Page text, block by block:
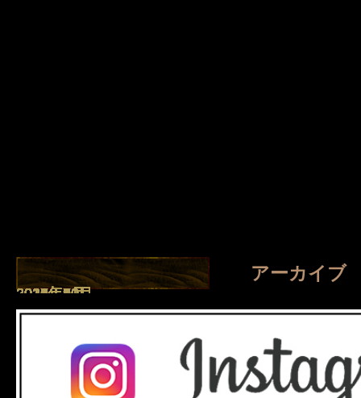
アーカイブ
2026年8月
2026年7月
2026年4月
2026年1月
2025年8月
2025年7月
2025年5月
2025年2月
2025年1月
2024年9月
2024年7月
2023年11月
2023年10月
2023年2月
2022年11月
2022年2月
2021年10月
2021年9月
2021年7月
2021年6月
2021年5月
2021年4月
2021年2月
2021年1月
2020年5月
2020年4月
2019年3月
2018年10月
2018年9月
2017年11月
2017年10月
2017年8月
2017年6月
2017年5月
2017年4月
2017年3月
2017年2月
2016年12月
2016年11月
2016年10月
2016年8月
2016年7月
2016年6月
2016年5月
2016年4月
2016年3月
2016年2月
2016年1月
2015年12月
2015年11月
2015年10月
2015年9月
2015年8月
2015年7月
2015年6月
2015年5月
2015年4月
2015年2月
2014年11月
2014年10月
2014年9月
2014年8月
2014年7月
2014年6月
2014年5月
2014年4月
2014年3月
2014年2月
2014年1月